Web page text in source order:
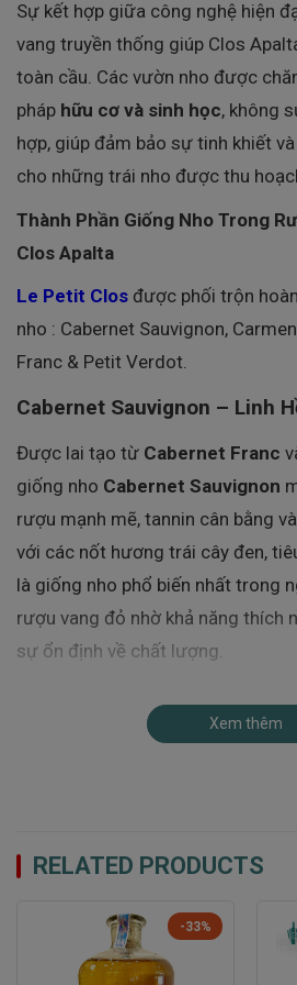
Sự kết hợp giữa công nghệ hiện
vang truyền thống giúp Clos
toàn cầu. Các vườn nho được
pháp hữu cơ và sinh học, không
hợp, giúp đảm bảo sự tinh khiết
cho những trái nho được thu
Thành Phần Giống Nho Trong
Clos Apalta
Le Petit Clos được phối trộn
nho : Cabernet Sauvignon,
Franc & Petit Verdot.
Cabernet Sauvignon – Linh
Được lai tạo từ Cabernet Franc
giống nho Cabernet Sauvignon
rượu mạnh mẽ, tannin cân bằng
với các nốt hương trái cây đen,
là giống nho phổ biến nhất trong
rượu vang đỏ nhờ khả năng thích
sự ổn định về chất lượng.
Có nguồn gốc từ Bordeaux
các chai vang Chile, mang đến độ
Merlot – Sự Mềm Mại Và Dễ
Xem thêm
RELATED PRODUCTS
-33%